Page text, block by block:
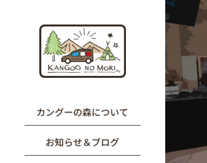
カングーの森について
お知らせ＆ブログ